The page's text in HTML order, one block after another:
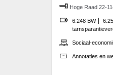
Hoge Raad 22-
6:248 BW
Sociaal-
Annotaties en